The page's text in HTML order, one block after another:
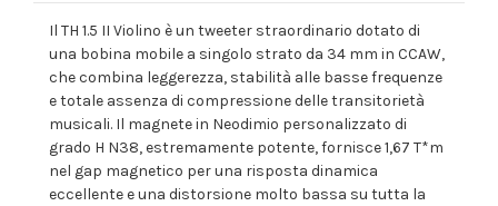
Il TH 1.5 II Violino è un tweeter straordinario dotato di
una bobina mobile a singolo strato da 34 mm in CCAW,
che combina leggerezza, stabilità alle basse frequenze
e totale assenza di compressione delle transitorietà
musicali. Il magnete in Neodimio personalizzato di
grado H N38, estremamente potente, fornisce 1,67 T*m
nel gap magnetico per una risposta dinamica
eccellente e una distorsione molto bassa su tutta la